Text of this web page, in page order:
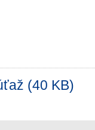
(40 KB)